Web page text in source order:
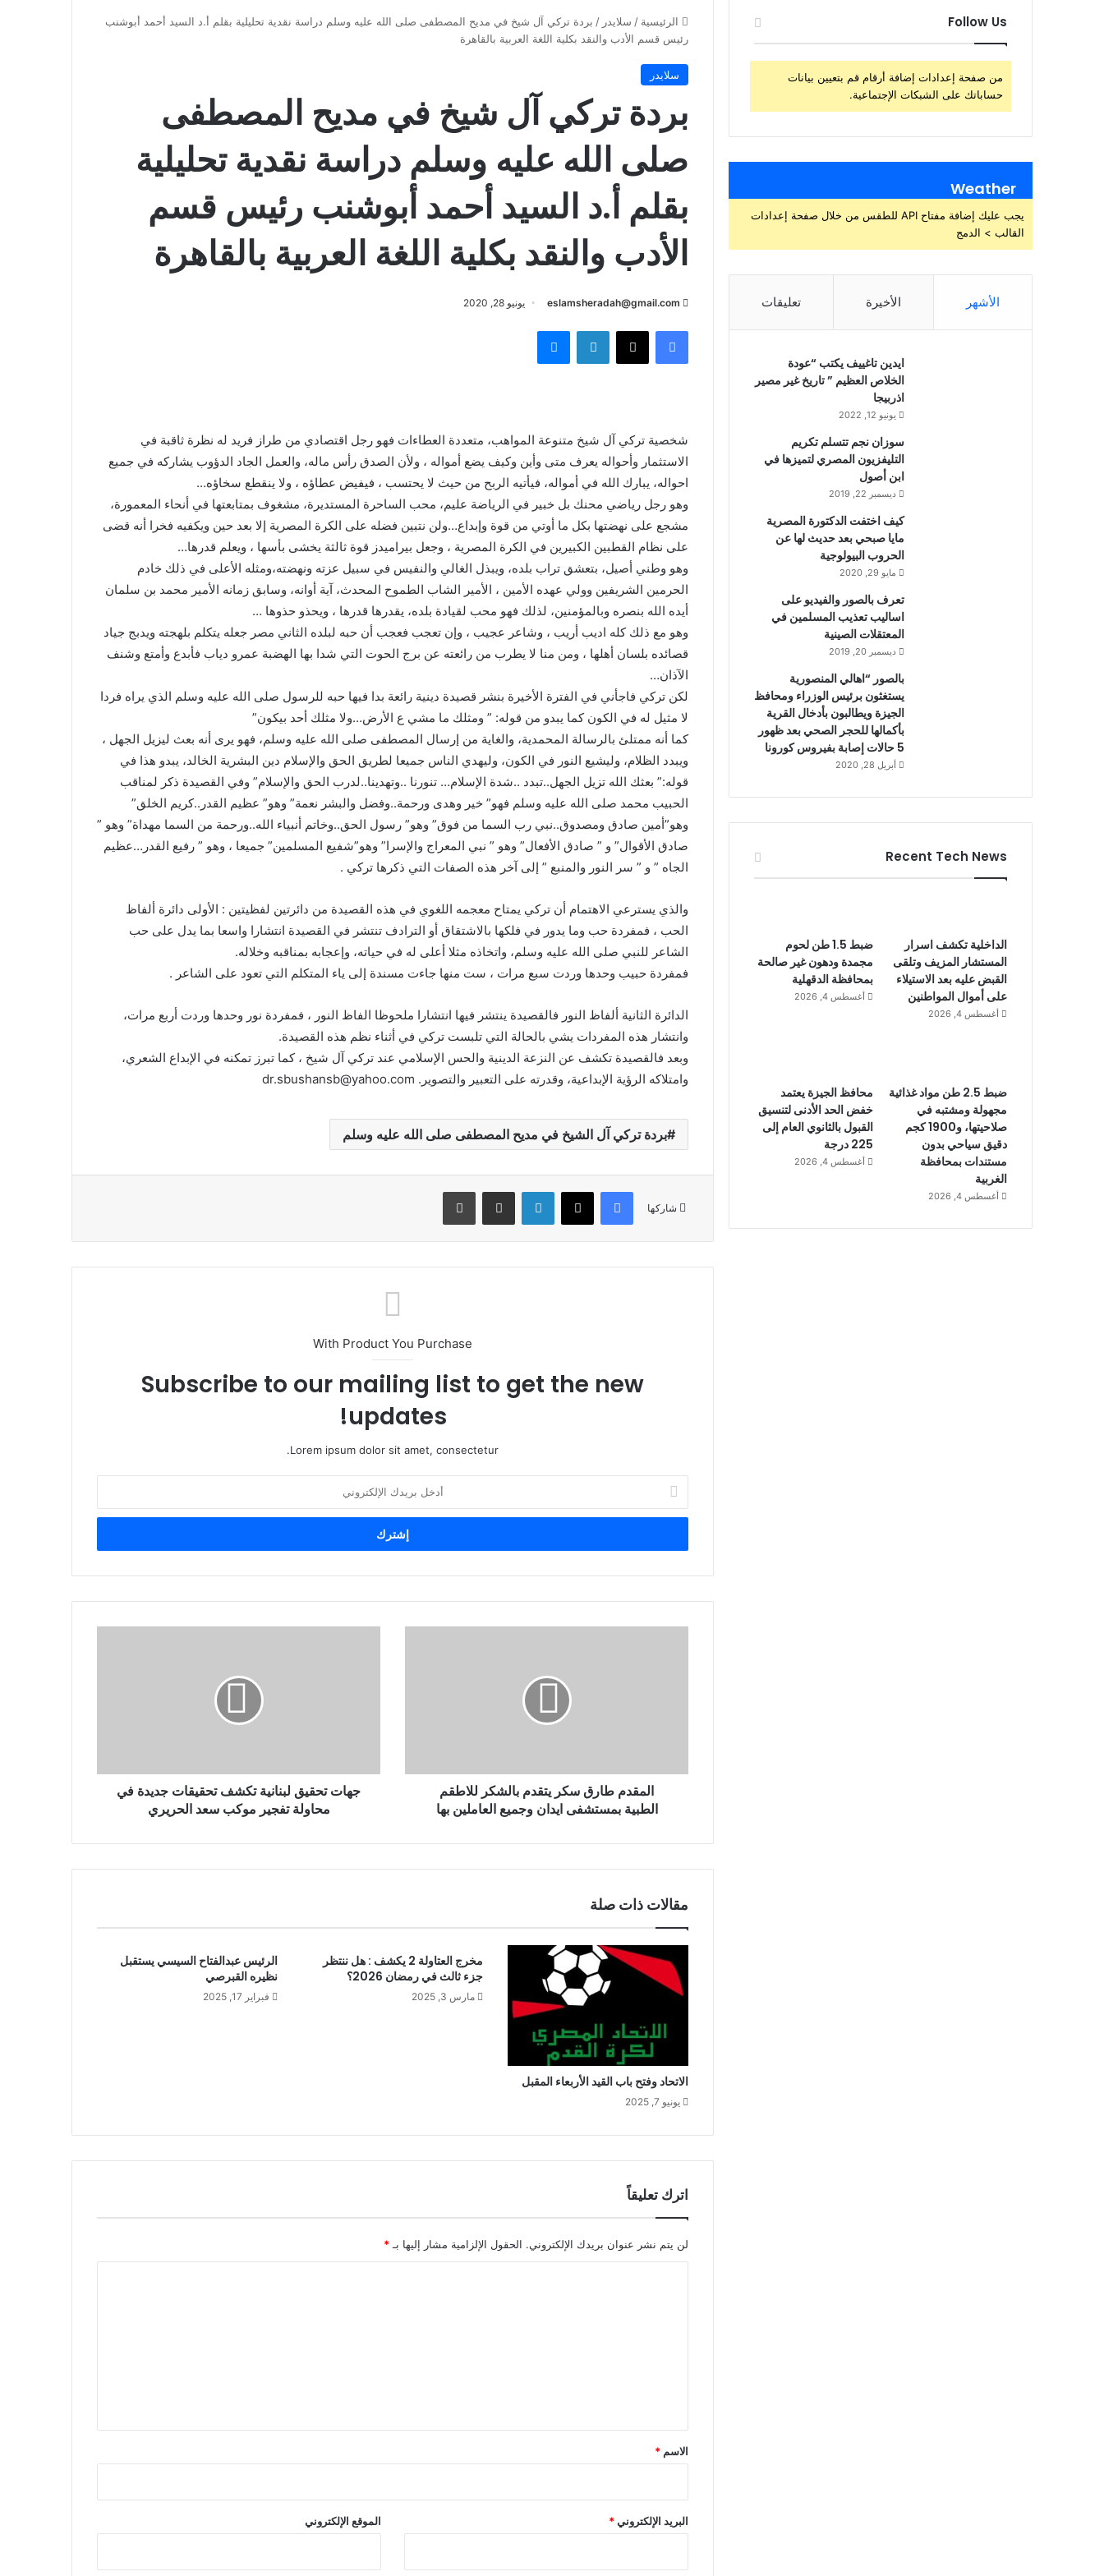
الرئيسية / سلايدر / بردة تركي آل شيخ في مديح المصطفى صلى الله عليه وسلم دراسة نقدية تحليلية بقلم أ.د السيد أحمد أبوشنب
رئيس قسم الأدب والنقد بكلية اللغة العربية بالقاهرة
سلايدر
بردة تركي آل شيخ في مديح المصطفى
صلى الله عليه وسلم دراسة نقدية تحليلية
بقلم أ.د السيد أحمد أبوشنب رئيس قسم
الأدب والنقد بكلية اللغة العربية بالقاهرة
eslamsheradah@gmail.com يونيو 28, 2020
فيسبوك لينكدإن
شخصية تركي آل شيخ متنوعة المواهب، متعددة العطاءات فهو رجل اقتصادي من طراز فريد له نظرة ثاقبة في
الاستثمار وأحواله يعرف متى وأين وكيف يضع أمواله ، ولأن الصدق رأس ماله، والعمل الجاد الدؤوب يشاركه في جميع
احواله، يبارك الله في أمواله، فيأتيه الربح من حيث لا يحتسب ، فيفيض عطاؤه ، ولا ينقطع سخاؤه…
وهو رجل رياضي محنك بل خبير في الرياضة عليم، محب الساحرة المستديرة، مشغوف بمتابعتها في أنحاء المعمورة،
مشجع على نهضتها بكل ما أوتي من قوة وإبداع…ولن نتبين فضله على الكرة المصرية إلا بعد حين ويكفيه فخرا أنه قضى
على نظام القطبين الكبيرين في الكرة المصرية ، وجعل بيراميدز قوة ثالثة يخشى بأسها ، ويعلم قدرها…
وهو وطني أصيل، بتعشق تراب بلده، ويبذل الغالي والنفيس في سبيل عزته ونهضته،ومثله الأعلى في ذلك خادم
الحرمين الشريفين وولي عهده الأمين ، الأمير الشاب الطموح المحدث، آية أوانه، وسابق زمانه الأمير محمد بن سلمان
أيده الله بنصره وبالمؤمنين، لذلك فهو محب لقيادة بلده، يقدرها قدرها ، ويحذو حذوها …
وهو مع ذلك كله اديب أريب ، وشاعر عجيب ، وإن تعجب فعجب أن حبه لبلده الثاني مصر جعله يتكلم بلهجته ويدبج جياد
قصائده بلسان أهلها ، ومن منا لا يطرب من رائعته عن برج الحوت التي شدا بها الهضبة عمرو دياب فأبدع وأمتع وشنف
الآذان…
لكن تركي فاجأني في الفترة الأخيرة بنشر قصيدة دينية رائعة بدا فيها حبه للرسول صلى الله عليه وسلم الذي يراه فردا
لا مثيل له في الكون كما يبدو من قوله: ” ومثلك ما مشي ع الأرض…ولا مثلك أحد بيكون”
كما أنه ممتلئ بالرسالة المحمدية، والغاية من إرسال المصطفى صلى الله عليه وسلم، فهو يرى أنه بعث ليزيل الجهل ،
ويبدد الظلام، وليشيع النور في الكون، وليهدي الناس جميعا لطريق الحق والإسلام دين البشرية الخالد، يبدو هذا في
قوله:” بعثك الله تزيل الجهل..تبدد ..شدة الإسلام… تنورنا ..وتهدينا..لدرب الحق والإسلام” وفي القصيدة ذكر لمناقب
الحبيب محمد صلى الله عليه وسلم فهو” خير وهدى ورحمة..وفضل والبشر نعمة” وهو” عظيم القدر..كريم الخلق”
وهو”أمين صادق ومصدوق..نبي رب السما من فوق” وهو” رسول الحق..وخاتم أنبياء الله..ورحمة من السما مهداة” وهو ”
صادق الأقوال” و ” صادق الأفعال” وهو ” نبي المعراج والإسرا” وهو”شفيع المسلمين” جميعا ، وهو ” رفيع القدر…عظيم
الجاه ” و ” سر النور والمنبع ” إلى آخر هذه الصفات التي ذكرها تركي .
والذي يسترعي الاهتمام أن تركي يمتاح معجمه اللغوي في هذه القصيدة من دائرتين لفظيتين : الأولى دائرة ألفاظ
الحب ، فمفردة حب وما يدور في فلكها بالاشتقاق أو الترادف تنتشر في القصيدة انتشارا واسعا بما يدل على حب
الشاعر للنبي صلى الله عليه وسلم، واتخاذه مثلا أعلى له في حياته، وإعجابه بمناقبه وخلاله.
فمفردة حبيب وحدها وردت سبع مرات ، ست منها جاءت مسندة إلى ياء المتكلم التي تعود على الشاعر .
الدائرة الثانية ألفاظ النور فالقصيدة ينتشر فيها انتشارا ملحوظا الفاظ النور ، فمفردة نور وحدها وردت أربع مرات،
وانتشار هذه المفردات يشي بالحالة التي تلبست تركي في أثناء نظم هذه القصيدة.
وبعد فالقصيدة تكشف عن النزعة الدينية والحس الإسلامي عند تركي آل شيخ ، كما تبرز تمكنه في الإبداع الشعري،
وامتلاكه الرؤية الإبداعية، وقدرته على التعبير والتصوير. dr.sbushansb@yahoo.com
بردة تركي آل الشيخ في مديح المصطفى صلى الله عليه وسلم
شاركها
فيسبوك لينكدإن
With Product You Purchase
Subscribe to our mailing list to get the new
updates!
Lorem ipsum dolor sit amet, consectetur.
خ
ب
د
ن
المقدم طارق سكر يتقدم بالشكر للاطقم
الطبية بمستشفى ايدان وجميع العاملين بها
جهات تحقيق لبنانية تكشف تحقيقات جديدة في
محاولة تفجير موكب سعد الحريري
مقالات ذات صلة
الاتحاد وفتح باب القيد الأربعاء المقبل
يونيو 7, 2025
مخرج العتاولة 2 يكشف : هل ننتظر
جزء ثالث في رمضان 2026؟
مارس 3, 2025
الرئيس عبدالفتاح السيسي يستقبل
نظيره القبرصي
فبراير 17, 2025
اترك تعليقاً
لن يتم نشر عنوان بريدك الإلكتروني. الحقول الإلزامية مشار إليها بـ *
*
الاسم *
البريد الإلكتروني* الموقع الإلكتروني
Follow Us
من صفحة إعدادات إضافة أرقام قم بتعيين بيانات
حساباتك على الشبكات الإجتماعية.
Weather
يجب عليك إضافة مفتاح API للطقس من خلال صفحة إعدادات
القالب > الدمج
الأشهر الأخيرة تعليقات
ايدين تاغييف يكتب “عودة
الخلاص العظيم ” تاريخ غير مصير
اذربيجا
يونيو 12, 2022
سوزان نجم تتسلم تكريم
التليفزيون المصري لتميزها في
ابن أصول
ديسمبر 22, 2019
كيف اختفت الدكتورة المصرية
مايا صبحي بعد حديث لها عن
الحروب البيولوجية
مايو 29, 2020
تعرف بالصور والفيديو على
اساليب تعذيب المسلمين في
المعتقلات الصينية
ديسمبر 20, 2019
بالصور “اهالي المنصورية
يستغثون برئيس الوزراء ومحافظ
الجيزة ويطالبون بأدخال القرية
بأكمالها للحجر الصحي بعد ظهور
5 حالات إصابة بفيروس كورونا
أبريل 28, 2020
Recent Tech News
الداخلية تكشف اسرار
المستشار المزيف وتلقى
القبض عليه بعد الاستيلاء
على أموال المواطنين
أغسطس 4, 2026
ضبط 1.5 طن لحوم
مجمدة ودهون غير صالحة
بمحافظة الدقهلية
أغسطس 4, 2026
ضبط 2.5 طن مواد غذائية
مجهولة ومشتبه في
صلاحيتها، و1900 كجم
دقيق سياحي بدون
مستندات بمحافظة
الغربية
أغسطس 4, 2026
محافظ الجيزة يعتمد
خفض الحد الأدنى لتنسيق
القبول بالثانوي العام إلى
225 درجة
أغسطس 4, 2026